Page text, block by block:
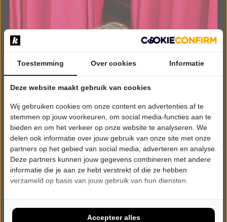
ZATERDAG 13 MAART 2027 • 20:30 UUR
Toestemming Over cookies Informatie
Deze website maakt gebruik van cookies
Wij gebruiken cookies om onze content en advertenties af te
stemmen op jouw voorkeuren, om social media-functies aan te
bieden en om het verkeer op onze website te analyseren. We
delen ook informatie over jouw gebruik van onze site met onze
partners op het gebied van social media, adverteren en analyse.
Deze partners kunnen jouw gegevens combineren met andere
informatie die je aan ze hebt verstrekt of die ze hebben
verzameld op basis van jouw gebruik van hun diensten.
Accepteer alles